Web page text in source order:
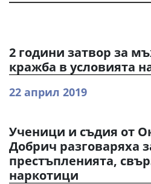
2 години затвор за
кражба в условията
22 април 2019
Ученици и съдия от
Добрич разговаряха
престъпленията,
наркотици